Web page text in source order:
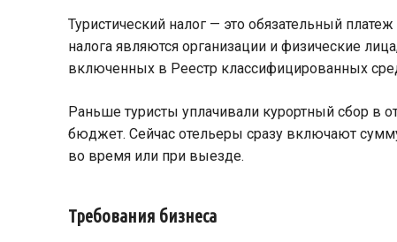
Туристический налог — это обязательный
налога являются организации и физические
включенных в Реестр классифицированных
Раньше туристы уплачивали курортный сбор в
бюджет. Сейчас отельеры сразу включают
во время или при выезде.
Требования бизнеса